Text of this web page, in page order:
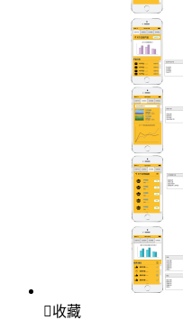
收藏